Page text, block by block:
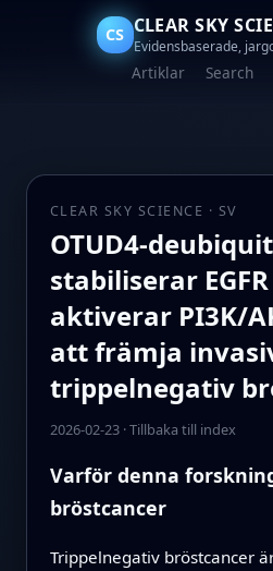
CS CLEAR SKY
Evidensbaserade,
Artiklar Search
CLEAR SKY SCIENCE · SV
OTUD4-
stabiliserar
aktiverar PI3K/
att främja
trippelnegativ
2026-02-23·Tillbaka till index
Varför denna
bröstcancer
Trippelnegativ bröstcancer